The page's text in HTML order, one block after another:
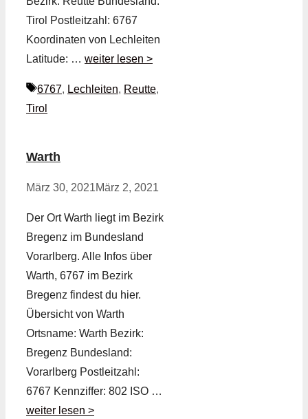
Tirol Postleitzahl: 6767
Koordinaten von Lechleiten
Latitude: … weiter lesen >
Schlagwörter
6767, Lechleiten, Reutte,
Tirol
Warth
März 30, 2021März 2, 2021
Der Ort Warth liegt im Bezirk
Bregenz im Bundesland
Vorarlberg. Alle Infos über
Warth, 6767 im Bezirk
Bregenz findest du hier.
Übersicht von Warth
Ortsname: Warth Bezirk:
Bregenz Bundesland:
Vorarlberg Postleitzahl:
6767 Kennziffer: 802 ISO …
weiter lesen >